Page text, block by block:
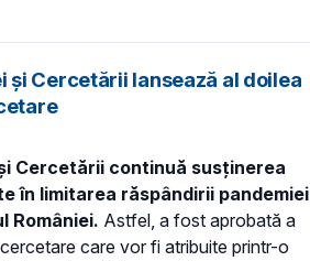
și Cercetării lansează al doilea
Cercetării continuă susținerea
în limitarea răspândirii pandemiei
României. Astfel, a fost aprobată a
care vor fi atribuite printr-o